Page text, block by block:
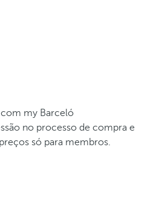
my Barceló
no processo de compra e
só para membros.